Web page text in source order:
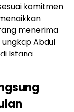
komitmen
menerima
ungkap Abdul
Istana